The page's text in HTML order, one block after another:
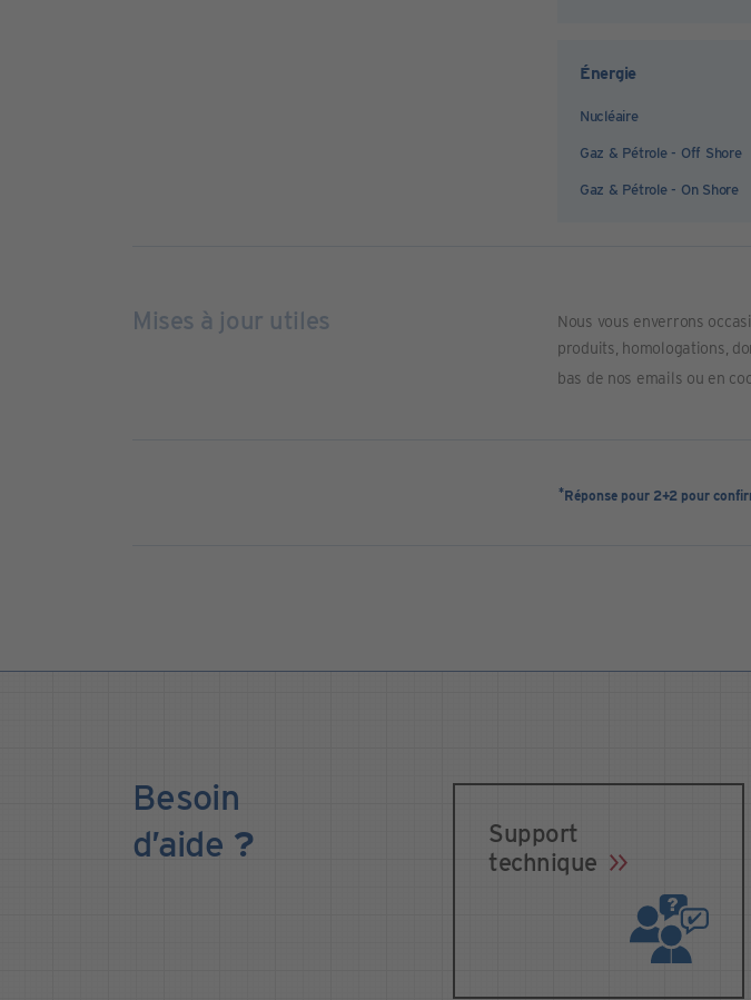
Énergie
Nucléaire
Gaz & Pétrole - Off Shore
Gaz & Pétrole - On Shore
Mises à jour utiles
Nous vous enverrons
produits, homologations,
bas de nos emails ou en
*Réponse pour 2+2 pour
Besoin
d’aide ?
Support
technique